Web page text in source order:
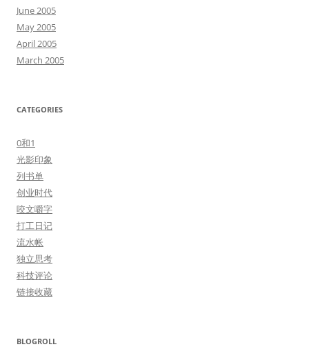
June 2005
May 2005
April 2005
March 2005
CATEGORIES
0和1
光影印象
列书单
创业时代
咬文嚼字
打工日记
流水帐
独立思考
科技评论
链接收藏
BLOGROLL